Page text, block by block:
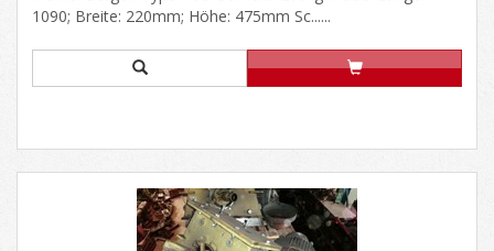
1090; Breite: 220mm; Höhe: 475mm Sc......